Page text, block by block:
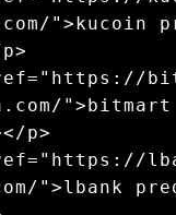
">kucoin
p>
">lbank